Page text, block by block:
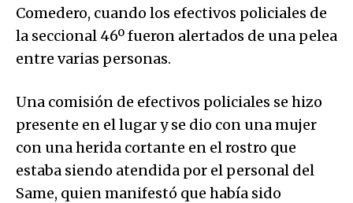
Comedero, cuando los efectivos policiales de
la seccional 46º fueron alertados de una pelea
entre varias personas.
Una comisión de efectivos policiales se hizo
presente en el lugar y se dio con una mujer
con una herida cortante en el rostro que
estaba siendo atendida por el personal del
Same, quien manifestó que había sido